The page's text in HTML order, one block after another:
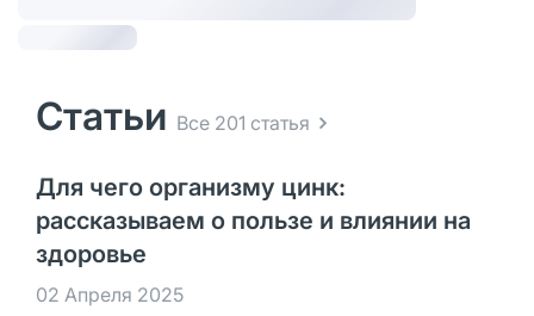
Статьи Все 201 статья
Для чего организму цинк:
рассказываем о пользе и влиянии на
здоровье
02 Апреля 2025